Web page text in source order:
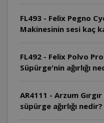
FL493 - Felix Pegno
Makinesinin sesi kaç
FL492 - Felix Polvo
Süpürge'nin ağırlığı
AR4111 - Arzum
süpürge ağırlığı nedir?